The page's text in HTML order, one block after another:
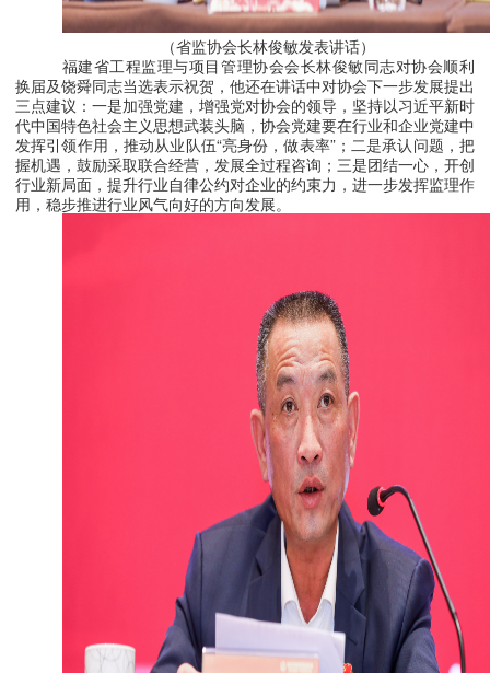
（省监协会长林俊敏发表讲话）
福建省工程监理与项目管理协会会长林俊敏同志对协会顺利
换届及饶舜同志当选表示祝贺，他还在讲话中对协会下一步发展提出
三点建议：一是加强党建，增强党对协会的领导，坚持以习近平新时
代中国特色社会主义思想武装头脑，协会党建要在行业和企业党建中
发挥引领作用，推动从业队伍“亮身份，做表率”；二是承认问题，把
握机遇，鼓励采取联合经营，发展全过程咨询；三是团结一心，开创
行业新局面，提升行业自律公约对企业的约束力，进一步发挥监理作
用，稳步推进行业风气向好的方向发展。